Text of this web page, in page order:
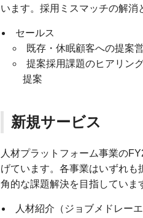
います。採用ミスマッチの解消
セールス
既存・休眠顧客への提案
提案採用課題のヒアリン
提案
新規サービス
人材プラットフォーム事業の
げています。各事業はいずれ
角的な課題解決を目指していま
人材紹介（ジョブメドレーエ